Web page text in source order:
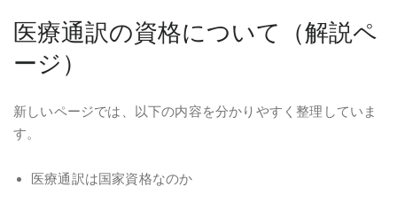
医療通訳の資格について（解説ペ
ージ）
新しいページでは、以下の内容を分かりやすく整理していま
す。
医療通訳は国家資格なのか